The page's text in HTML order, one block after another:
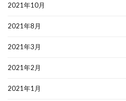
2021年10月
2021年8月
2021年3月
2021年2月
2021年1月